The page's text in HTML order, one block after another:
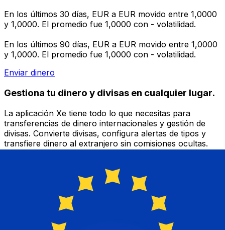
En los últimos 30 días, EUR a EUR movido entre 1,0000
y 1,0000. El promedio fue 1,0000 con - volatilidad.
En los últimos 90 días, EUR a EUR movido entre 1,0000
y 1,0000. El promedio fue 1,0000 con - volatilidad.
Enviar dinero
Gestiona tu dinero y divisas en cualquier lugar.
La aplicación Xe tiene todo lo que necesitas para
transferencias de dinero internacionales y gestión de
divisas. Convierte divisas, configura alertas de tipos y
transfiere dinero al extranjero sin comisiones ocultas.